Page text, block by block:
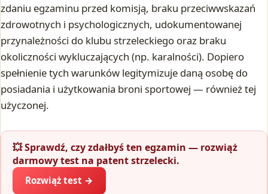
zdaniu egzaminu przed komisją, braku przeciwwskazań
zdrowotnych i psychologicznych, udokumentowanej
przynależności do klubu strzeleckiego oraz braku
okoliczności wykluczających (np. karalności). Dopiero
spełnienie tych warunków legitymizuje daną osobę do
posiadania i użytkowania broni sportowej — również tej
użyczonej.
💥 Sprawdź, czy zdałbyś ten egzamin — rozwiąż
darmowy test na patent strzelecki.
Rozwiąż test →